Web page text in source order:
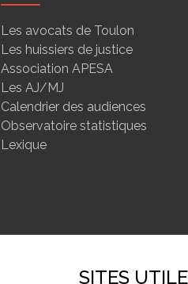
Les avocats de Toulon
Les huissiers de justice
Association APESA
Les AJ/MJ
Calendrier des audiences
Observatoire statistiques
Lexique
SITES